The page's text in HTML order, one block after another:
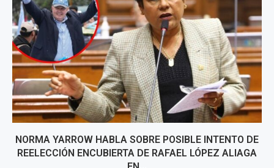
NORMA YARROW HABLA SOBRE POSIBLE INTENTO DE
REELECCIÓN ENCUBIERTA DE RAFAEL LÓPEZ ALIAGA